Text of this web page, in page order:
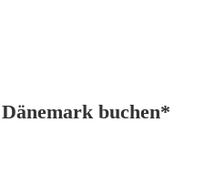
buchen*